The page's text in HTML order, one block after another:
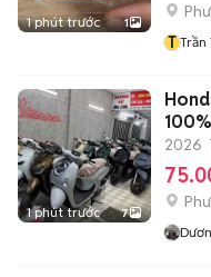
1 phút trước 1
T Trần
1 phút trước 7
100%
2026